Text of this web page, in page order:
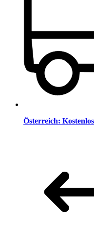
Österreich: